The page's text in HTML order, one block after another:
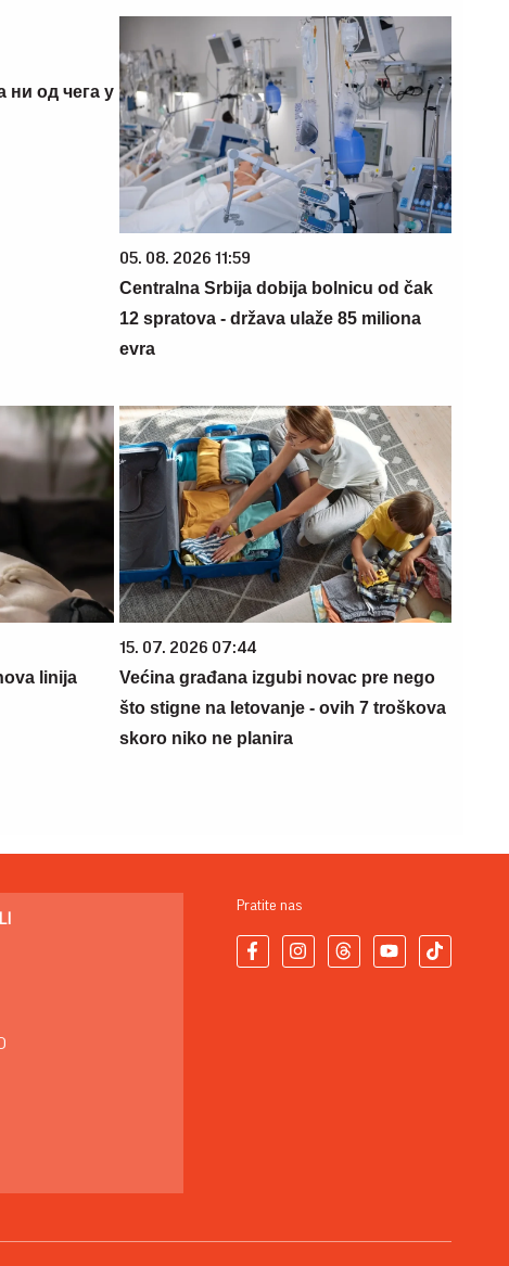
ни од чега у
05. 08. 2026 11:59
Centralna Srbija dobija bolnicu od čak
12 spratova - država ulaže 85 miliona
evra
linija
15. 07. 2026 07:44
Većina građana izgubi novac pre nego
što stigne na letovanje - ovih 7 troškova
skoro niko ne planira
Pratite nas